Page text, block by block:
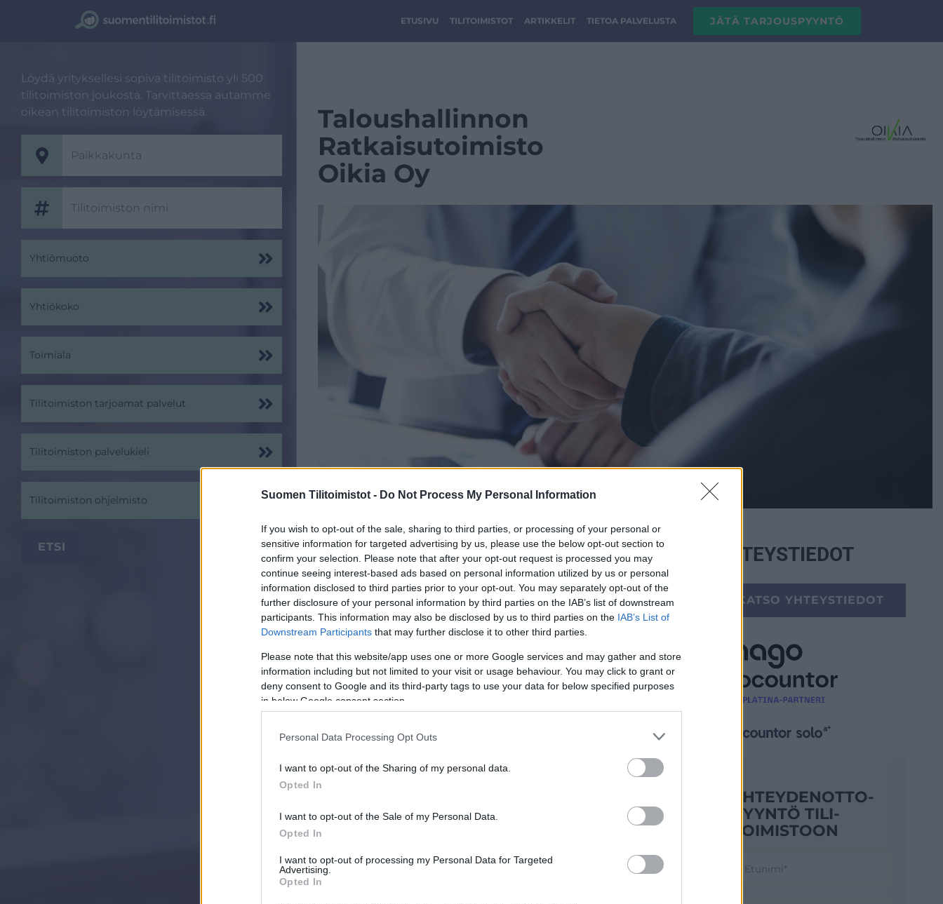
Suomen Tilitoimistot - Do Not Process My Personal Information
If you wish to opt-out of the sale, sharing to third parties, or processing of your personal or
sensitive information for targeted advertising by us, please use the below opt-out section to
confirm your selection. Please note that after your opt-out request is processed you may
continue seeing interest-based ads based on personal information utilized by us or personal
information disclosed to third parties prior to your opt-out. You may separately opt-out of the
further disclosure of your personal information by third parties on the IAB’s list of downstream
participants. This information may also be disclosed by us to third parties on the IAB’s List of
Downstream Participants that may further disclose it to other third parties.
Please note that this website/app uses one or more Google services and may gather and store
information including but not limited to your visit or usage behaviour. You may click to grant or
deny consent to Google and its third-party tags to use your data for below specified purposes
in below Google consent section.
Personal Data Processing Opt Outs
I want to opt-out of the Sharing of my personal data.
Opted In
I want to opt-out of the Sale of my Personal Data.
Opted In
I want to opt-out of processing my Personal Data for Targeted
Advertising.
Opted In
ETUSIVU TILITOIMISTOT ARTIKKELIT TIETOA PALVELUSTA JÄTÄ TARJOUSPYYNTÖ
Löydä yrityksellesi sopiva tilitoimisto yli 500
tilitoimiston joukosta. Tarvittaessa autamme
oikean tilitoimiston löytämisessä.
Yhtiömuoto
Yhtiökoko
Toimiala
Tilitoimiston tarjoamat palvelut
Tilitoimiston palvelukieli
Tilitoimiston ohjelmisto
Taloushallinnon
Ratkaisutoimisto
Oikia Oy
Taloushallinnon Ratkaisutoimisto Oikia Oy tarjoaa
asiakkailleen oikean kokoista palvelua. Toimistot ovat
Perniössä ja Sauvossa ja työntekijöitä on 11.
Siirtyminen etätyöskentelyyn on mahdollistanut Oikian
palveluiden saavutettavuuden koko Suomeen.
Käytössämme ovat Procountor Solo ja Procountor ohjelmat.
Suomi
Suuret
YHTEYSTIEDOT
KATSO YHTEYSTIEDOT
YHTEYDENOTTO­
PYYNTÖ TILI­
TOIMISTOON